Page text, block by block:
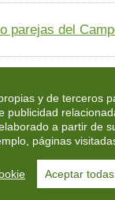
parejas del
nuevo la txapela
cuero del
marcha el
y de terceros
publicidad
a partir de
páginas
Aceptar